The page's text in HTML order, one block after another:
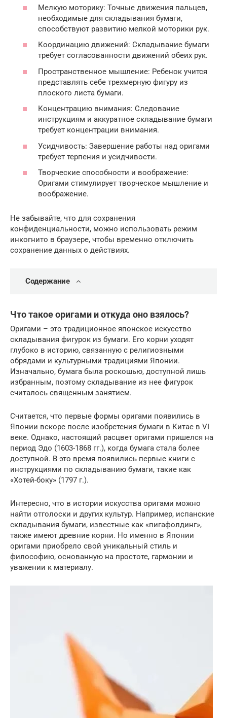
Мелкую моторику: Точные движения пальцев,
необходимые для складывания бумаги,
способствуют развитию мелкой моторики рук.
Координацию движений: Складывание бумаги
требует согласованности движений обеих рук.
Пространственное мышление: Ребенок учится
представлять себе трехмерную фигуру из
плоского листа бумаги.
Концентрацию внимания: Следование
инструкциям и аккуратное складывание бумаги
требует концентрации внимания.
Усидчивость: Завершение работы над оригами
требует терпения и усидчивости.
Творческие способности и воображение:
Оригами стимулирует творческое мышление и
воображение.
Не забывайте, что для сохранения
конфиденциальности, можно использовать режим
инкогнито в браузере, чтобы временно отключить
сохранение данных о действиях.
Содержание
Что такое оригами и откуда оно взялось?
Оригами – это традиционное японское искусство
складывания фигурок из бумаги. Его корни уходят
глубоко в историю, связанную с религиозными
обрядами и культурными традициями Японии.
Изначально, бумага была роскошью, доступной лишь
избранным, поэтому складывание из нее фигурок
считалось священным занятием.
Считается, что первые формы оригами появились в
Японии вскоре после изобретения бумаги в Китае в VI
веке. Однако, настоящий расцвет оригами пришелся на
период Эдо (1603-1868 гг.), когда бумага стала более
доступной. В это время появились первые книги с
инструкциями по складыванию бумаги, такие как
«Хотей-боку» (1797 г.).
Интересно, что в истории искусства оригами можно
найти отголоски и других культур. Например, испанские
складывания бумаги, известные как «пигафолдинг»,
также имеют древние корни. Но именно в Японии
оригами приобрело свой уникальный стиль и
философию, основанную на простоте, гармонии и
уважении к материалу.